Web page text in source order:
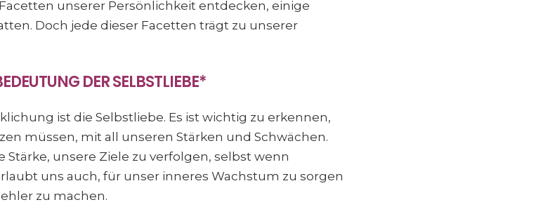
unserer Persönlichkeit entdecken, einige
Doch jede dieser Facetten trägt zu unserer
DER SELBSTLIEBE*
ist die Selbstliebe. Es ist wichtig zu erkennen,
müssen, mit all unseren Stärken und Schwächen.
unsere Ziele zu verfolgen, selbst wenn
uns auch, für unser inneres Wachstum zu sorgen
zu machen.